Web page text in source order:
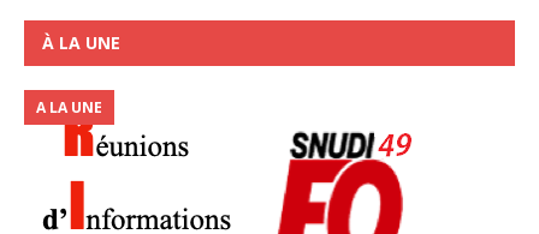
À LA UNE
A LA UNE